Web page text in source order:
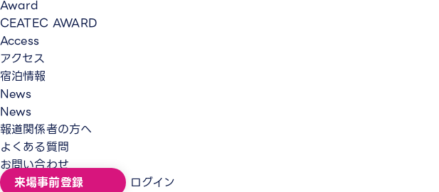
Award
CEATEC AWARD
Access
アクセス
宿泊情報
News
News
報道関係者の方へ
よくある質問
お問い合わせ
来場事前登録
ログイン